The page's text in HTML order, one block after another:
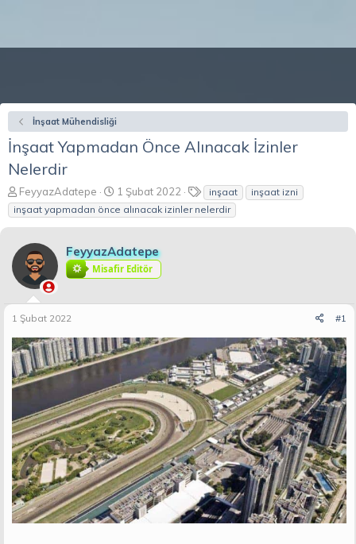
İnşaat Mühendisliği
İnşaat Yapmadan Önce Alınacak İzinler
Nelerdir
K
o
n
u
u
b
a
ş
a
t
a
n
FeyyazAdatepe
B
a
ş
a
n
g
ç
r
i
h
i
1 Şubat 2022
E
t
i
r
inşaat
inşaat izni
inşaat yapmadan önce alınacak izinler nelerdir
FeyyazAdatepe
Misafir Editör
1 Şubat 2022 #1